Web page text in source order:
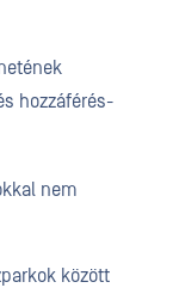
hozzáférés-
nem
között